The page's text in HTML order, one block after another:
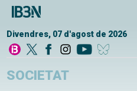
Divendres, 07 d'agost de 2026
SOCIETAT